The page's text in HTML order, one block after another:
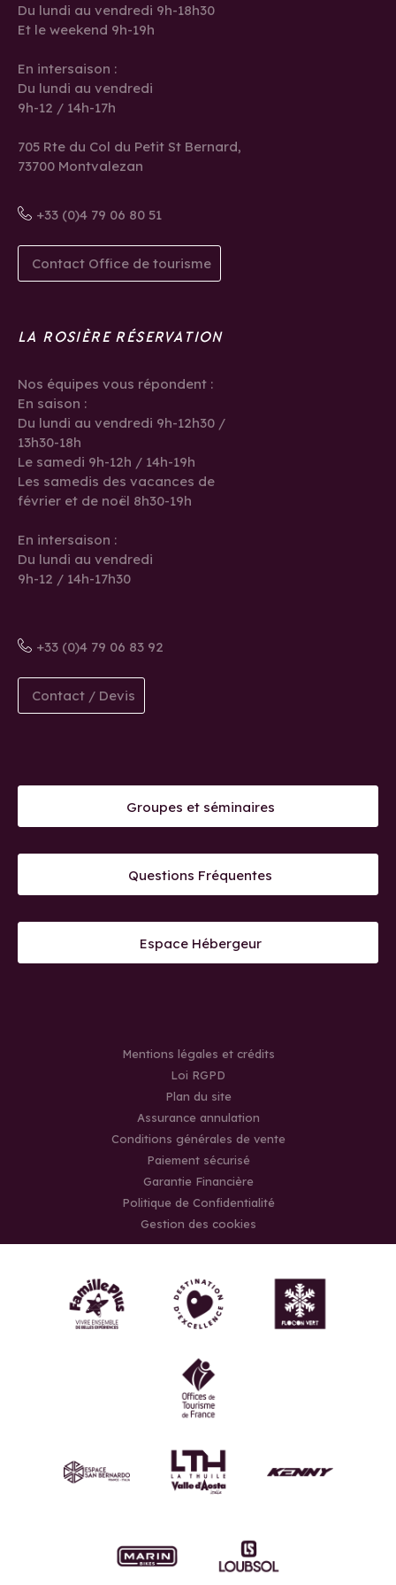
Du lundi au vendredi 9h-18h30
Et le weekend 9h-19h
En intersaison :
Du lundi au vendredi
9h-12 / 14h-17h
705 Rte du Col du Petit St Bernard,
73700 Montvalezan
+33 (0)4 79 06 80 51
Contact Office de tourisme
LA ROSIÈRE RÉSERVATION
Nos équipes vous répondent :
En saison :
Du lundi au vendredi 9h-12h30 /
13h30-18h
Le samedi 9h-12h / 14h-19h
Les samedis des vacances de
février et de noël 8h30-19h
En intersaison :
Du lundi au vendredi
9h-12 / 14h-17h30
+33 (0)4 79 06 83 92
Contact / Devis
Groupes et séminaires
Questions Fréquentes
Espace Hébergeur
Mentions légales et crédits
Loi RGPD
Plan du site
Assurance annulation
Conditions générales de vente
Paiement sécurisé
Garantie Financière
Politique de Confidentialité
Gestion des cookies